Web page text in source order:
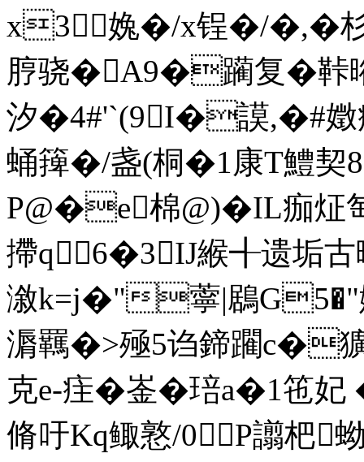
x3婏�/x锃�/�,�杉
脝骁�A9�躏复�
汐�4#'`(9I�謨
蛹篺�/盏(桐�1康T鱧契
P@�e棉@)�IL痂炡
摕q6�3IJ緱╉遗垢
漵k=j�"薴|鶋G5�"媿
漘羈�>殛5诌鍗躙c�獷�
克e-疰� 崟�琣a�1
脩吁Kq鲰憝/0P譾杷蚴